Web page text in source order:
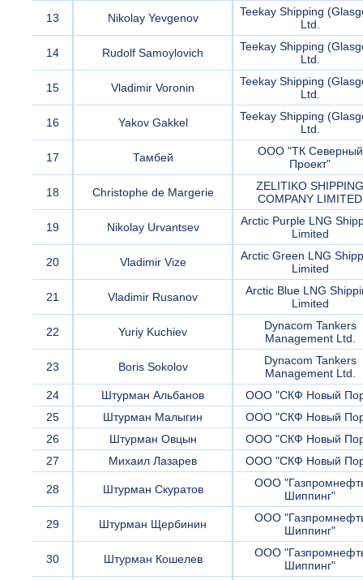
13 Nikolay Yevgenov
Teekay Shipping
Ltd.
14 Rudolf Samoylovich
Teekay Shipping
Ltd.
15 Vladimir Voronin
Teekay Shipping
Ltd.
16 Yakov Gakkel
Teekay Shipping
Ltd.
17 Тамбей
ООО "ТК Северный
Проект"
18 Christophe de Margerie
ZELITIKO SHIPPING
COMPANY LIMITED
19 Nikolay Urvantsev
Arctic Purple LNG
Limited
20 Vladimir Vize
Arctic Green LNG
Limited
21 Vladimir Rusanov
Arctic Blue LNG
Limited
22 Yuriy Kuchiev
Dynacom Tankers
Management Ltd.
23 Boris Sokolov
Dynacom Tankers
Management Ltd.
24
Штурман Альбанов
ООО "СКФ Новый
25
Штурман Малыгин
ООО "СКФ Новый
26
Штурман Овцын
ООО "СКФ Новый
27
Михаил Лазарев ООО "СКФ Новый
28 Штурман Скуратов
ООО
Шиппинг"
29 Штурман Щербинин
ООО
Шиппинг"
30 Штурман Кошелев
ООО
Шиппинг"